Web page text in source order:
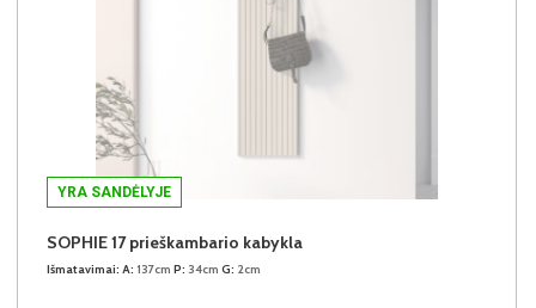
YRA SANDĖLYJE
SOPHIE 17 prieškambario kabykla
Išmatavimai: A: 137cm P: 34cm G: 2cm